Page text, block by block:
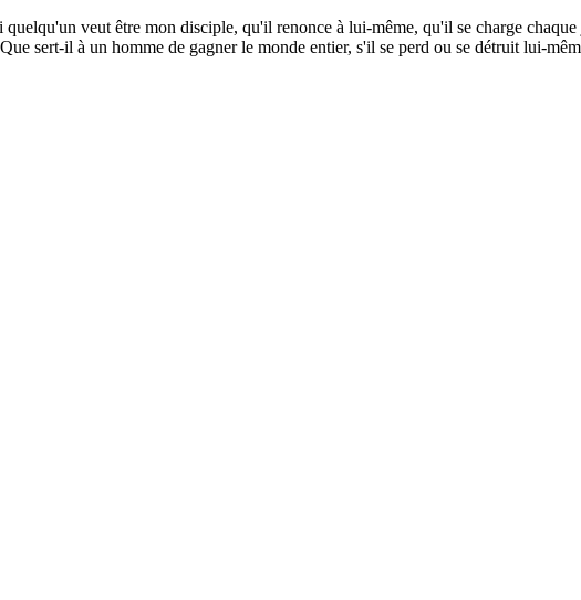
veut être mon disciple, qu'il renonce à lui-même, qu'il se charge
sert-il à un homme de gagner le monde entier, s'il se perd ou se détruit lui-